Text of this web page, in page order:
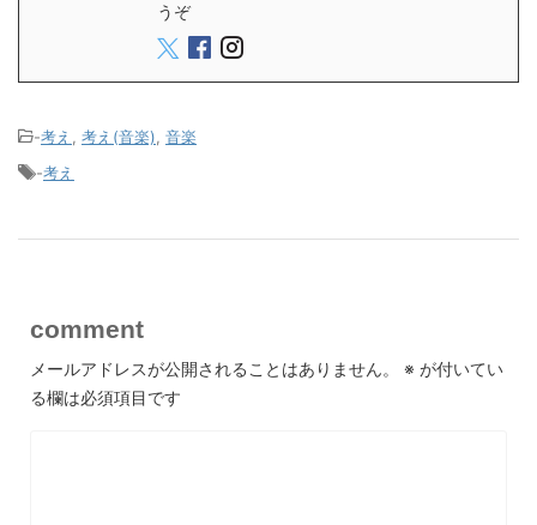
うぞ
-考え , 考え(音楽), 音楽
-考え
comment
メールアドレスが公開されることはありません。 ※ が付いてい
る欄は必須項目です